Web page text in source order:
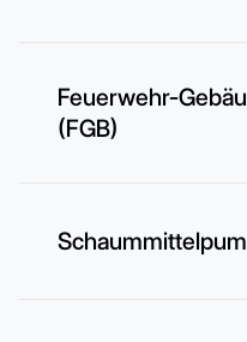
Feuerwehr-
(FGB)